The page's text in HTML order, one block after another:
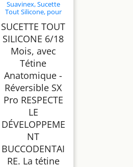
Suavinex, Sucette
Tout Silicone, pour
Sucette avec Tétine
Symétrique SX Pro,
Réversible, Super
Douce et Souple,
Idéal pour Dormir.
Colour Essence, Vert
SUCETTE TOUT
SILICONE 6/18
Mois, avec
Tétine
Anatomique -
Réversible SX
Pro RESPECTE
LE
DÉVELOPPEME
NT
BUCCODENTAI
RE. La tétine